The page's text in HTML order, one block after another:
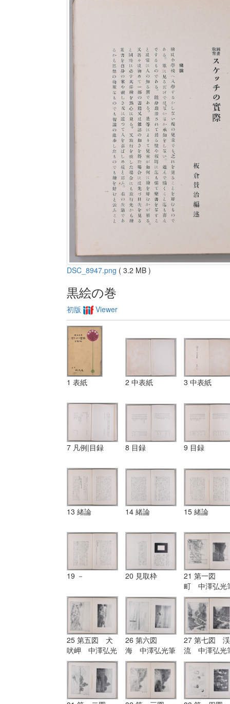
DSC_8947.png ( 3.2 MB )
黒絵の巻
初版 Viewer
1 表紙 2 中表紙 3 中表紙
7 凡例|目録 8 目録 9 目録
13 緒論 14 緒論 15 緒論
19 － 20 見取枠
21 第一図
町 中澤弘光
25 第五図 犬
吠岬 中澤弘光
筆
26 第六図
海 中澤弘光筆
27 第七図 渓
流 中澤弘光